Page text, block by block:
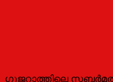
ഗുജറാത്തിലെ